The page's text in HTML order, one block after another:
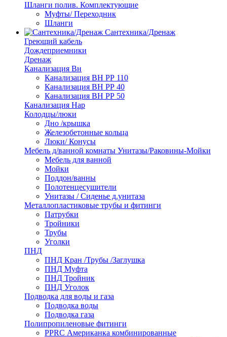
Шланги полив. Комплектующие
Муфты/ Переходник
Шланги
Сантехника/Дренаж
Греющий кабель
Дождеприемники
Дренаж
Канализация Вн
Канализация ВН РР 110
Канализация ВН РР 40
Канализация ВН РР 50
Канализация Нар
Колодцы/люки
Дно /крышка
Железобетонные кольца
Люки/ Конусы
Мебель д/ванной комнаты Унитазы/Раковины-Мойки
Мебель для ванной
Мойки
Поддон/ванны
Полотенцесушители
Унитазы / Сиденье д.унитаза
Металлопластиковые трубы и фитинги
Патрубки
Тройники
Трубы
Уголки
ПНД
ПНД Кран /Трубы /Заглушка
ПНД Муфта
ПНД Тройник
ПНД Уголок
Подводка для воды и газа
Подводка воды
Подводка газа
Полипропиленовые фитинги
PPRC Американка комбинированные